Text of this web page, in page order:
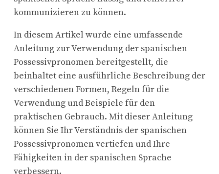
kommunizieren zu können.
In diesem Artikel wurde eine umfassende
Anleitung zur Verwendung der spanischen
Possessivpronomen bereitgestellt, die
beinhaltet eine ausführliche Beschreibung der
verschiedenen Formen, Regeln für die
Verwendung und Beispiele für den
praktischen Gebrauch. Mit dieser Anleitung
können Sie Ihr Verständnis der spanischen
Possessivpronomen vertiefen und Ihre
Fähigkeiten in der spanischen Sprache
verbessern.